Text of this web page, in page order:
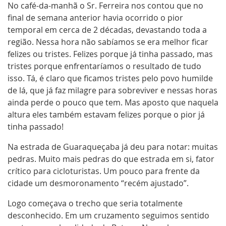
No café-da-manhã o Sr. Ferreira nos contou que no
final de semana anterior havia ocorrido o pior
temporal em cerca de 2 décadas, devastando toda a
região. Nessa hora não sabíamos se era melhor ficar
felizes ou tristes. Felizes porque já tinha passado, mas
tristes porque enfrentaríamos o resultado de tudo
isso. Tá, é claro que ficamos tristes pelo povo humilde
de lá, que já faz milagre para sobreviver e nessas horas
ainda perde o pouco que tem. Mas aposto que naquela
altura eles também estavam felizes porque o pior já
tinha passado!
Na estrada de Guaraqueçaba já deu para notar: muitas
pedras. Muito mais pedras do que estrada em si, fator
crítico para cicloturistas. Um pouco para frente da
cidade um desmoronamento “recém ajustado”.
Logo começava o trecho que seria totalmente
desconhecido. Em um cruzamento seguimos sentido